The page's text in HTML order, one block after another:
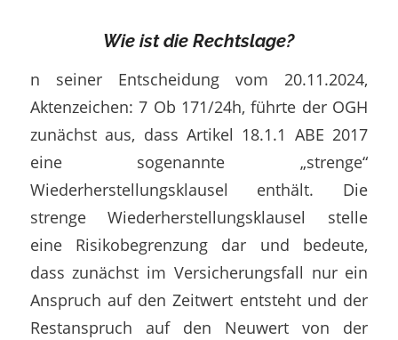
Wie ist die Rechtslage?
n seiner Entscheidung vom 20.11.2024,
Aktenzeichen: 7 Ob 171/24h, führte der OGH
zunächst aus, dass Artikel 18.1.1 ABE 2017
eine sogenannte „strenge“
Wiederherstellungsklausel enthält. Die
strenge Wiederherstellungsklausel stelle
eine Risikobegrenzung dar und bedeute,
dass zunächst im Versicherungsfall nur ein
Anspruch auf den Zeitwert entsteht und der
Restanspruch auf den Neuwert von der